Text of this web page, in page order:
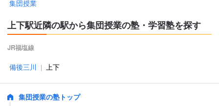
集団授業
上下駅近隣の駅から集団授業の塾・学習塾を探す
JR福塩線
備後三川 | 上下
集団授業の塾トップ